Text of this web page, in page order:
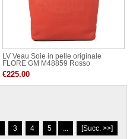
LV Veau Soie in pelle originale
FLORE GM M48859 Rosso
€225.00
3 4 5 ... [Succ. >>]